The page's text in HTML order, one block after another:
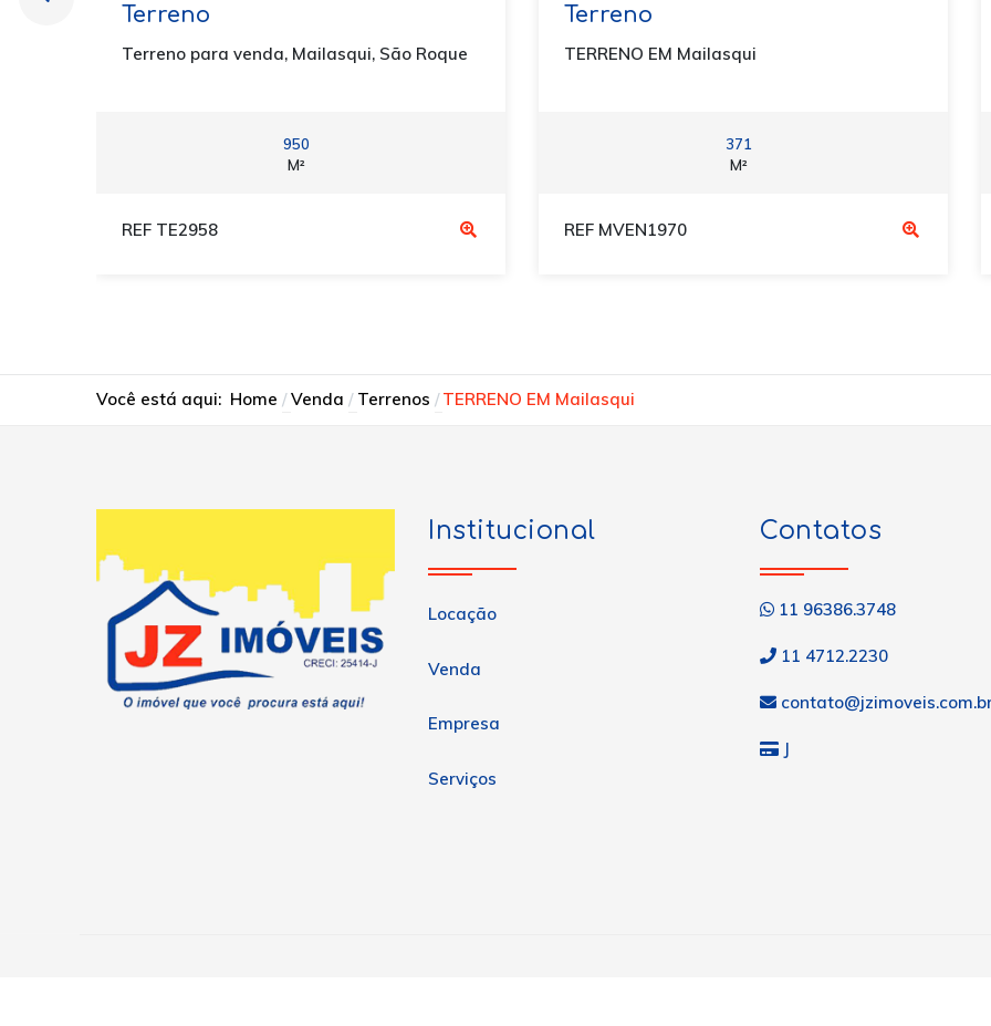
Terreno
Terreno para venda, Mailasqui, São Roque
950
M²
REF TE2958
Terreno
TERRENO EM Mailasqui
371
M²
REF MVEN1970
Você está aqui: Home Venda Terrenos TERRENO EM Mailasqui
Institucional
Locação
Venda
Empresa
Serviços
Contatos
11 96386.3748
11 4712.2230
J